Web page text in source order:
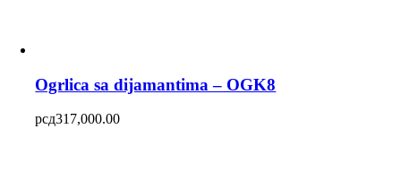
Ogrlica sa dijamantima – OGK8
рсд317,000.00